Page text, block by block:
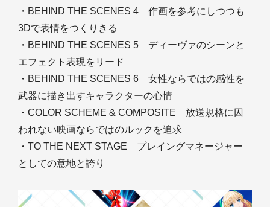
・BEHIND THE SCENES 4 作画を参考にしつつも
3Dで表情をつくりきる
・BEHIND THE SCENES 5 ディーヴァのシーンと
エフェクト表現をリード
・BEHIND THE SCENES 6 女性ならではの感性を
武器に描き出すキャラクターの心情
・COLOR SCHEME & COMPOSITE 放送規格に囚
われない映画ならではのルックを追求
・TO THE NEXT STAGE プレイングマネージャー
としての意地と誇り